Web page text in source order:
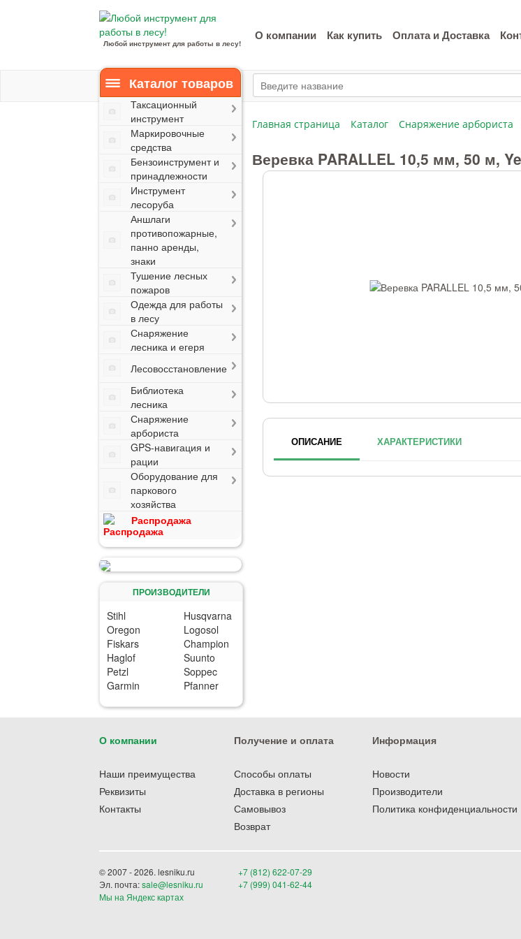
Любой инструмент для работы в лесу!
О компании Как купить Оплата и Доставка
Каталог товаров
Таксационный
инструмент
Маркировочные
средства
Бензоинструмент и
принадлежности
Инструмент
лесоруба
Аншлаги
противопожарные,
панно аренды,
знаки
Тушение лесных
пожаров
Одежда для работы
в лесу
Снаряжение
лесника и егеря
Лесовосстановление
Библиотека
лесника
Снаряжение
арбориста
GPS-навигация и
рации
Оборудование для
паркового
хозяйства
Распродажа
ПРОИЗВОДИТЕЛИ
Stihl
Husqvarna
Oregon
Logosol
Fiskars
Champion
Haglof
Suunto
Petzl
Soppec
Garmin
Pfanner
Главная страница Каталог Снаряжение арбориста
Веревка PARALLEL 10,5 мм, 50 м,
ОПИСАНИЕ ХАРАКТЕРИСТИКИ
О компании
Наши преимущества
Реквизиты
Контакты
Получение и оплата
Способы оплаты
Доставка в регионы
Самовывоз
Возврат
Информация
Новости
Производители
Политика конфиденциальности
© 2007 - 2026. lesniku.ru
Эл. почта:sale@lesniku.ru
Мы на Яндекс картах
+7 (812) 622-07-29
+7 (999) 041-62-44